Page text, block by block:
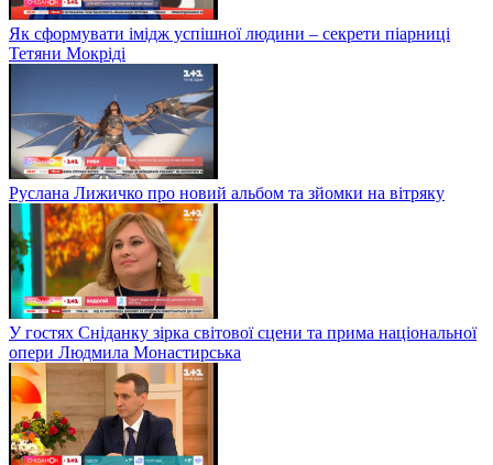
Як сформувати імідж успішної людини – секрети піарниці
Тетяни Мокріді
Руслана Лижичко про новий альбом та зйомки на вітряку
У гостях Сніданку зірка світової сцени та прима національної
опери Людмила Монастирська